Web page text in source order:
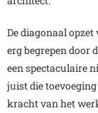
De diagonaal
erg begrepen door
een spectaculaire
juist die
kracht van het